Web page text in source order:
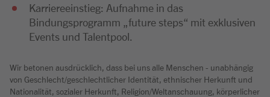
Karriereeinstieg: Aufnahme in das
Bindungsprogramm „future steps“ mit exklusiven
Events und Talentpool.
Wir betonen ausdrücklich, dass bei uns alle Menschen - unabhängig
von Geschlecht/geschlechtlicher Identität, ethnischer Herkunft und
Nationalität, sozialer Herkunft, Religion/Weltanschauung, körperlicher